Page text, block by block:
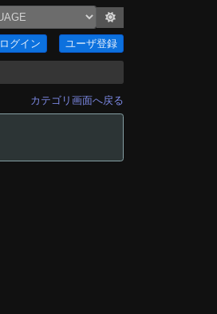
ログイン ユーザ登録
カテゴリ画面へ戻る